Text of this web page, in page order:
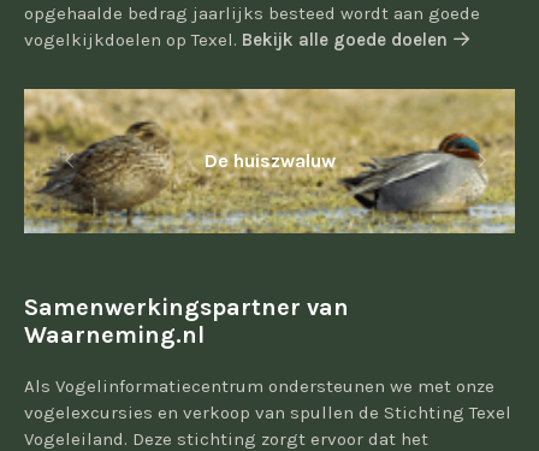
opgehaalde bedrag jaarlijks besteed wordt aan goede
vogelkijkdoelen op Texel. Bekijk alle goede doelen
De huiszwaluw
Samenwerkingspartner van
Waarneming.nl
Als Vogelinformatiecentrum ondersteunen we met onze
vogelexcursies en verkoop van spullen de Stichting Texel
Vogeleiland. Deze stichting zorgt ervoor dat het